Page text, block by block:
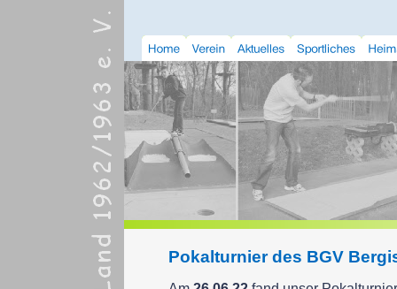
Pokalturnier des BGV